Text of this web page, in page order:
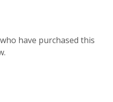
have purchased this